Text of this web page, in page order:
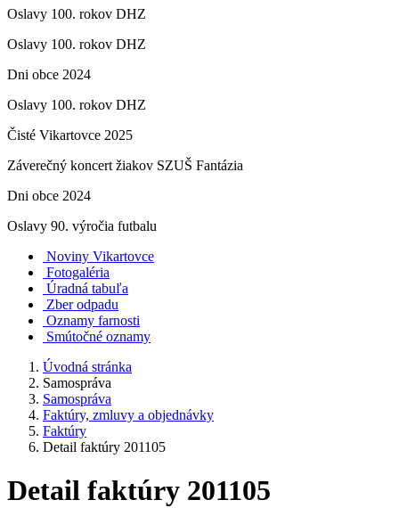
Oslavy 100. rokov DHZ
Oslavy 100. rokov DHZ
Dni obce 2024
Oslavy 100. rokov DHZ
Čisté Vikartovce 2025
Záverečný koncert žiakov SZUŠ Fantázia
Dni obce 2024
Oslavy 90. výročia futbalu
Noviny Vikartovce
Fotogaléria
Úradná tabuľa
Zber odpadu
Oznamy farnosti
Smútočné oznamy
Úvodná stránka
Samospráva
Samospráva
Faktúry, zmluvy a objednávky
Faktúry
Detail faktúry 201105
Detail faktúry 201105